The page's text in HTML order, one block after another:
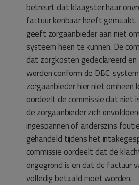
betreurt dat klaagster haar
factuur kenbaar heeft gemaakt.
geeft zorgaanbieder aan niet
systeem heen te kunnen. De
dat zorgkosten gedeclareerd
worden conform de DBC-
zorgaanbieder hier niet omheen
oordeelt de commissie dat niet
de zorgaanbieder zich
ingespannen of anderszins
gehandeld tijdens het
commissie oordeelt dat de
ongegrond is en dat de factuur
volledig betaald moet worden.